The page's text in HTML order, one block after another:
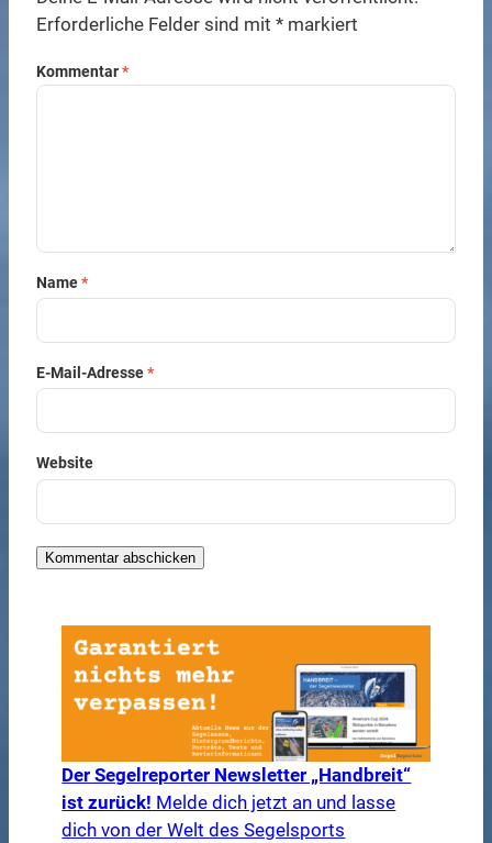
Erforderliche Felder sind mit* markiert
Kommentar*
Name*
E-Mail-Adresse*
Website
Der Segelreporter Newsletter „Handbreit“
ist zurück! Melde dich jetzt an und lasse
dich von der Welt des Segelsports